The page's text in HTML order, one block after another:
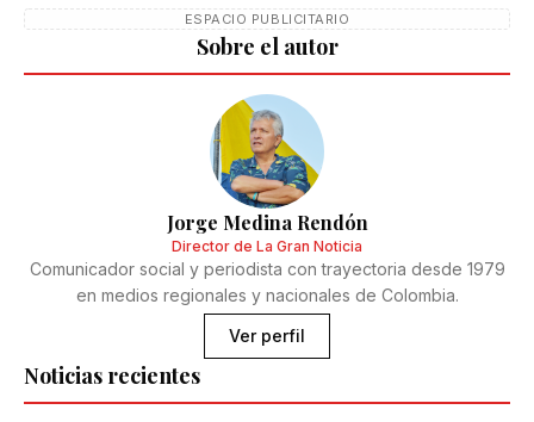
ESPACIO PUBLICITARIO
Noticias recientes
Sobre el autor
Jorge Medina Rendón
Director de La Gran Noticia
Comunicador social y periodista con trayectoria desde 1979
en medios regionales y nacionales de Colombia.
Ver perfil